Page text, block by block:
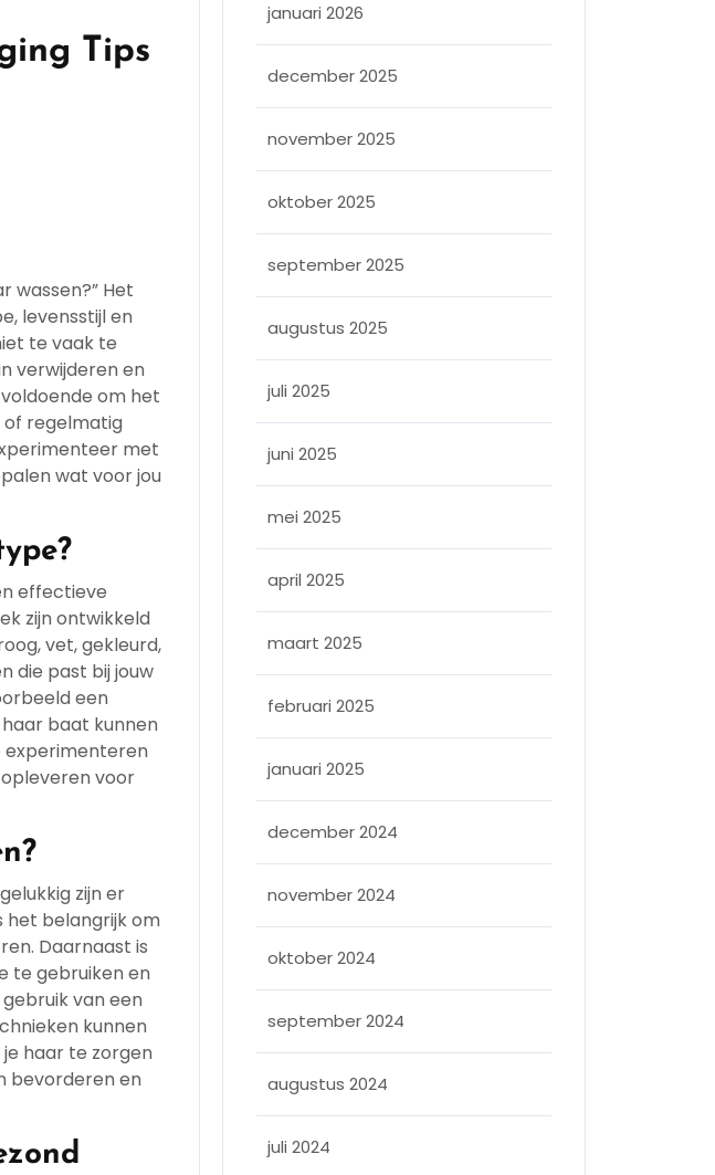
Tips
wassen?” Het
levensstijl en
te vaak te
verwijderen en
om het
of regelmatig
met
wat voor jou
effectieve
zijn ontwikkeld
vet, gekleurd,
die past bij jouw
een
baat kunnen
experimenteren
voor
zijn er
het belangrijk om
Daarnaast is
te gebruiken en
van een
kunnen
haar te zorgen
bevorderen en
januari 2026
december 2025
november 2025
oktober 2025
september 2025
augustus 2025
juli 2025
juni 2025
mei 2025
april 2025
maart 2025
februari 2025
januari 2025
december 2024
november 2024
oktober 2024
september 2024
augustus 2024
juli 2024